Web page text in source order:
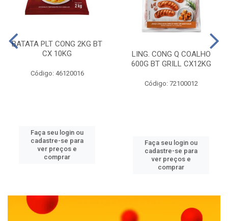
BATATA PLT CONG 2KG BT
CX 10KG
Código: 46120016
Faça seu login ou
cadastre-se para
ver preços e
comprar
LING. CONG Q COALHO
600G BT GRILL CX12KG
Código: 72100012
Faça seu login ou
cadastre-se para
ver preços e
comprar